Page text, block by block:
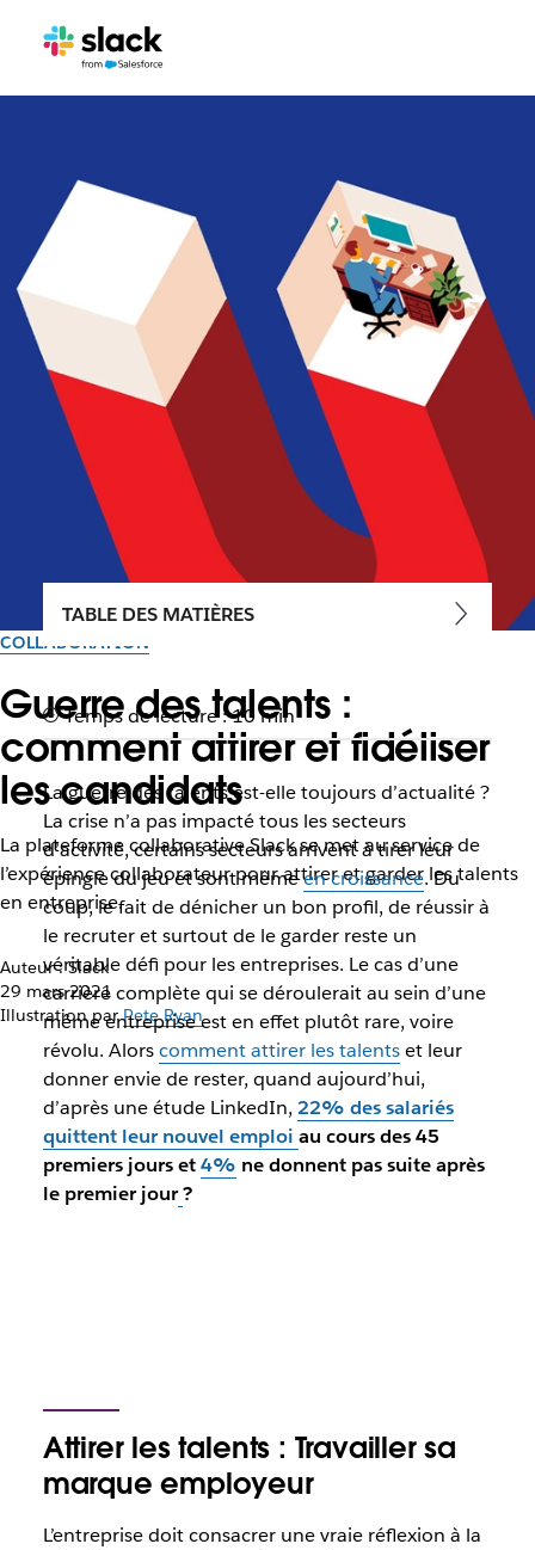
COLLABORATION
Guerre des talents :
comment attirer et fidéliser
les candidats
La plateforme collaborative Slack se met au service de
l’expérience collaborateur pour attirer et garder les talents
en entreprise.
Auteur : Slack
29 mars 2021
Illustration parPete Ryan
TABLE DES MATIÈRES
Temps de lecture : 10 min
La guerre des talents est-elle toujours d’actualité ?
La crise n’a pas impacté tous les secteurs
d’activité, certains secteurs arrivent à tirer leur
épingle du jeu et sont mêmeen croissance. Du
coup, le fait de dénicher un bon profil, de réussir à
le recruter et surtout de le garder reste un
véritable défi pour les entreprises. Le cas d’une
carrière complète qui se déroulerait au sein d’une
même entreprise est en effet plutôt rare, voire
révolu. Alorscomment attirer les talentset leur
donner envie de rester, quand aujourd’hui,
d’après une étude LinkedIn, 22% des salariés
quittent leur nouvel emploi au cours des 45
premiers jours et4% ne donnent pas suite après
le premier jour?
Attirer les talents : Travailler sa
marque employeur
L’entreprise doit consacrer une vraie réflexion à la